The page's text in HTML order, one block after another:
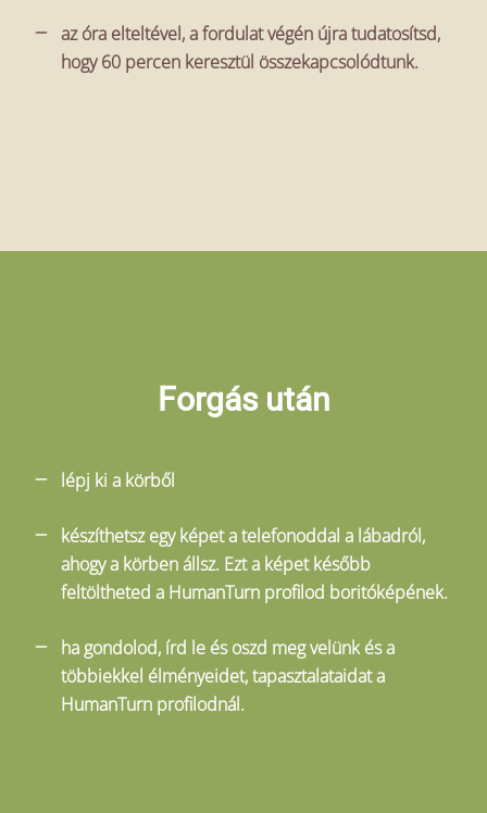
az óra elteltével, a fordulat végén újra tudatosítsd,
hogy 60 percen keresztül összekapcsolódtunk.
Forgás után
lépj ki a körből
készíthetsz egy képet a telefonoddal a lábadról,
ahogy a körben állsz. Ezt a képet később
feltöltheted a HumanTurn profilod boritóképének.
ha gondolod, írd le és oszd meg velünk és a
többiekkel élményeidet, tapasztalataidat a
HumanTurn profilodnál.